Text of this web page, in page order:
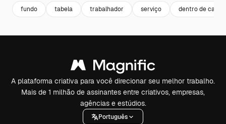
fundo tabela trabalhador serviço dentro de casa
A plataforma criativa para você direcionar seu melhor trabalho.
Mais de 1 milhão de assinantes entre criativos, empresas,
agências e estúdios.
Português